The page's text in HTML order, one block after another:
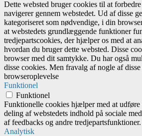
Dette websted bruger cookies til at
navigerer gennem webstedet. Ud af disse
kategoriseret som nødvendige, i din
at webstedets grundlæggende funktioner
tredjepartscookies, der hjælper os med at
hvordan du bruger dette websted. Disse
browser med dit samtykke. Du har også
disse cookies. Men fravalg af nogle af
browseroplevelse
Funktionel
Funktionel
Funktionelle cookies hjælper med at udføre
deling af webstedets indhold på sociale
af feedbacks og andre tredjepartsfunktioner.
Analytisk